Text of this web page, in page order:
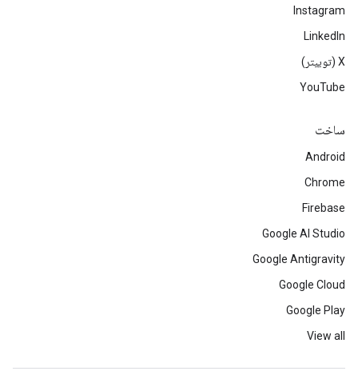
Instagram
LinkedIn
‫X (توییتر)
YouTube
ساخت
Android
Chrome
Firebase
Google AI Studio
Google Antigravity
Google Cloud
Google Play
View all